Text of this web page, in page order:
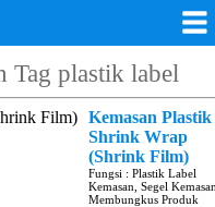
Tagplastik label
Kemasan Plastik
Shrink Wrap
(Shrink Film)
Fungsi : Plastik Label
Kemasan, Segel
Membungkus Produk